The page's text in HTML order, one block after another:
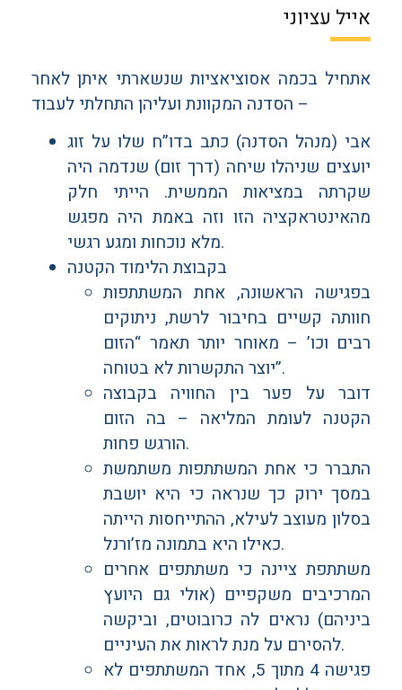
אייל עציוני
אתחיל בכמה אסוציאציות שנשארתי איתן לאחר
הסדנה המקוונת ועליהן התחלתי לעבוד –
אבי (מנהל הסדנה) כתב בדו”ח שלו על זוג
יועצים שניהלו שיחה (דרך זום) שנדמה היה
שקרתה במציאות הממשית. הייתי חלק
מהאינטראקציה הזו וזה באמת היה מפגש
מלא נוכחות ומגע רגשי.
בקבוצת הלימוד הקטנה
בפגישה הראשונה, אחת המשתתפות
חוותה קשיים בחיבור לרשת, ניתוקים
רבים וכו’ – מאוחר יותר תאמר “הזום
יוצר התקשרות לא בטוחה”.
דובר על פער בין החוויה בקבוצה
הקטנה לעומת המליאה – בה הזום
הורגש פחות.
התברר כי אחת המשתתפות משתמשת
במסך ירוק כך שנראה כי היא יושבת
בסלון מעוצב לעילא, ההתייחסות הייתה
כאילו היא בתמונה מז’ורנל.
משתתפת ציינה כי משתתפים אחרים
המרכיבים משקפיים (אולי גם היועץ
ביניהם) נראים לה כרובוטים, וביקשה
להסירם על מנת לראות את העיניים.
פגישה 4 מתוך 5, אחד המשתתפים לא